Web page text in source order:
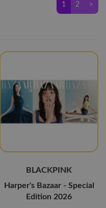
1 2 >
BLACKPINK
Harper's Bazaar - Special
Edition 2026